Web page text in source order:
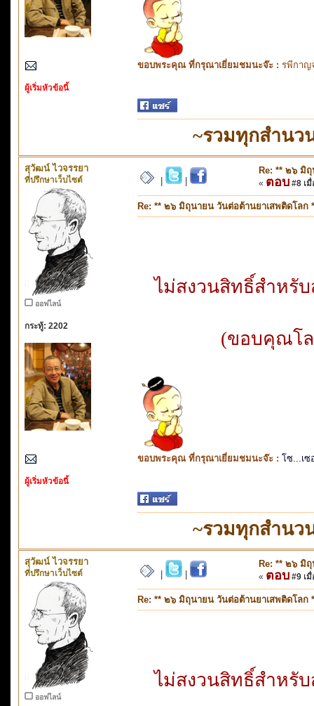
ผู้เริ่มหัวข้อนี้
ขอบพระคุณ ที่กรุณาเยี่ยมชมนะจ๊ะ : รพีกาญ
~รวมทุกสำนว
สุวัฒน์ ไวจรรยา
ที่ปรึกษาเว็บไซต์
ออฟไลน์
กระทู้: 2202
ผู้เริ่มหัวข้อนี้
Re: ** ๒๖ มิ
« ตอบ #8 เมื่
Re: ** ๒๖ มิถุนายน วันต่อต้านยาเสพติดโลก
ไม่สงวนสิทธิ์สำหรั
(ขอบคุณโ
ขอบพระคุณ ที่กรุณาเยี่ยมชมนะจ๊ะ : โซ...เซ
~รวมทุกสำนว
สุวัฒน์ ไวจรรยา
ที่ปรึกษาเว็บไซต์
ออฟไลน์
Re: ** ๒๖ มิ
« ตอบ #9 เมื่
Re: ** ๒๖ มิถุนายน วันต่อต้านยาเสพติดโลก
ไม่สงวนสิทธิ์สำหรั